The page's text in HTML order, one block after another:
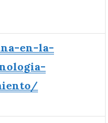
en-la-